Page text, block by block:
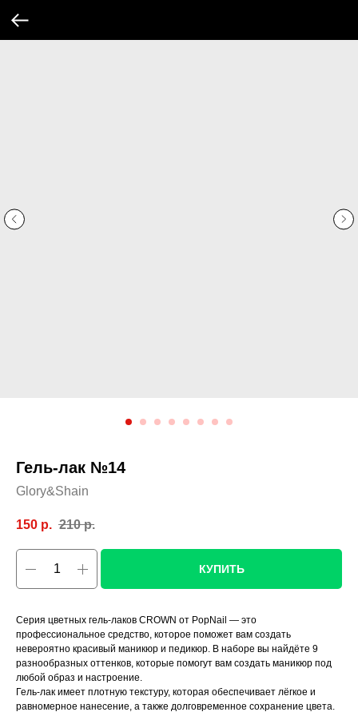
Гель-лак №14
Glory&Shain
150 р. 210 р.
КУПИТЬ
Серия цветных гель-лаков CROWN от PopNail — это
профессиональное средство, которое поможет вам создать
невероятно красивый маникюр и педикюр. В наборе вы найдёте 9
разнообразных оттенков, которые помогут вам создать маникюр под
любой образ и настроение.
Гель-лак имеет плотную текстуру, которая обеспечивает лёгкое и
равномерное нанесение, а также долговременное сохранение цвета.